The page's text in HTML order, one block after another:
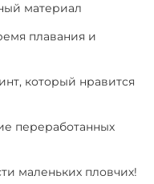
материал
плавания и
который нравится
переработанных
маленьких пловчих!